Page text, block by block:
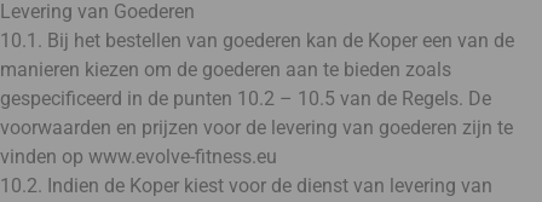
Levering van Goederen
10.1. Bij het bestellen van goederen kan de Koper een van de
manieren kiezen om de goederen aan te bieden zoals
gespecificeerd in de punten 10.2 – 10.5 van de Regels. De
voorwaarden en prijzen voor de levering van goederen zijn te
vinden op www.evolve-fitness.eu
10.2. Indien de Koper kiest voor de dienst van levering van